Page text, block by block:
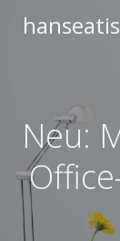
Neu: